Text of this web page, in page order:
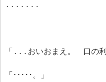
.......
「...おいおまえ。 口の利
「･････。」